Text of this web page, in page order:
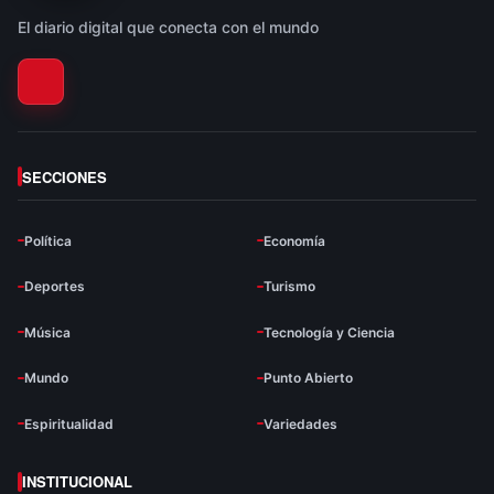
El diario digital que conecta con el mundo
SECCIONES
Política Economía
Deportes Turismo
Música Tecnología y Ciencia
Mundo Punto Abierto
Espiritualidad Variedades
INSTITUCIONAL